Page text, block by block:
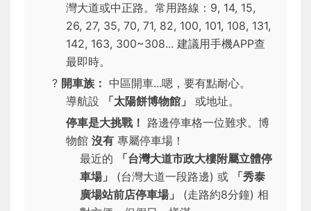
灣大道或中正路。常用路線：9, 14, 15,
26, 27, 35, 70, 71, 82, 100, 101, 108, 131,
142, 163, 300~308... 建議用手機APP查
最即時。
? 開車族： 中區開車...嗯，要有點耐心。
導航設
「太陽餅博物館」
或地址。
停車是大挑戰！ 路邊停車格一位難求。博
物館 沒有 專屬停車場！
最近的
「台灣大道市政大樓附屬立體停
車場」
(台灣大道一段路邊) 或
「秀泰
廣場站前店停車場」
(走路約8分鐘) 相